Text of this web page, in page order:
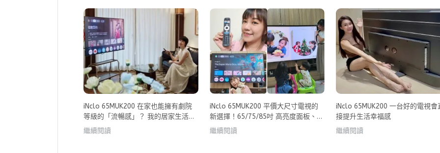
iNclo 65MUK200 在家也能擁有劇院
等級的「流暢感」？ 我的居家生活新
夥伴 🎬
繼續閱讀
iNclo 65MUK200 平價大尺寸電視的
新選擇！65/75/85吋 高亮度面板、大
容量不卡頓！音響大升級，再幫你省
繼續閱讀
iNclo 65MUK200 一台好的電視會
接提升生活幸福感
繼續閱讀